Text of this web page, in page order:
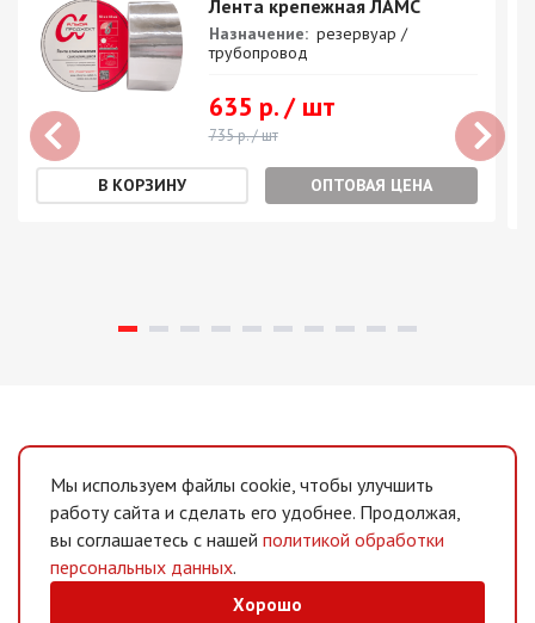
Лента крепежная ЛАМС
Назначение: резервуар /
трубопровод
635 р. / шт
735 р. / шт
ОПТОВАЯ ЦЕНА
Мы используем файлы cookie, чтобы улучшить
работу сайта и сделать его удобнее. Продолжая,
вы соглашаетесь с нашей политикой обработки
персональных данных.
Хорошо